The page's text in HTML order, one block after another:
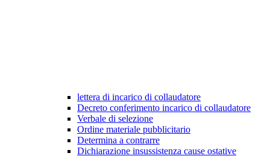
lettera di incarico di collaudatore
Decreto conferimento incarico di collaudatore
Verbale di selezione
Ordine materiale pubblicitario
Determina a contrarre
Dichiarazione insussistenza cause ostative